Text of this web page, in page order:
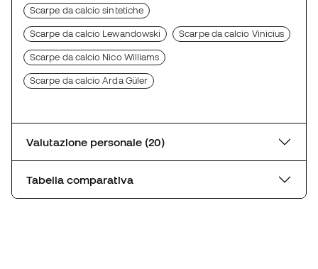
Scarpe da calcio sintetiche
Scarpe da calcio Lewandowski Scarpe da calcio Vinicius
Scarpe da calcio Nico Williams
Scarpe da calcio Arda Güler
Valutazione personale (20)
Tabella comparativa